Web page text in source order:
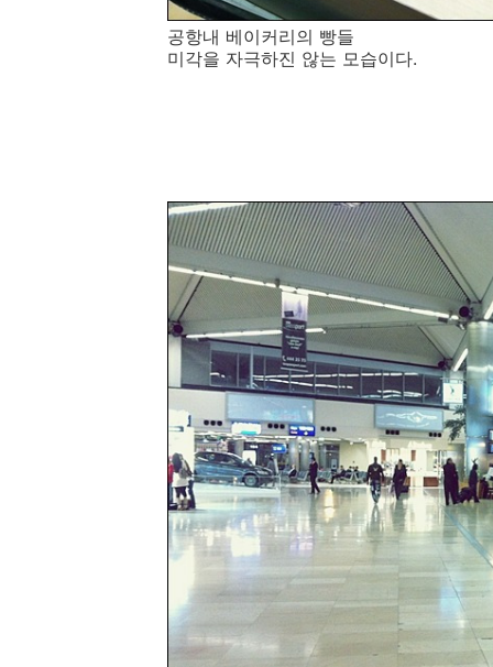
공항내 베이커리의 빵들
미각을 자극하진 않는 모습이다.